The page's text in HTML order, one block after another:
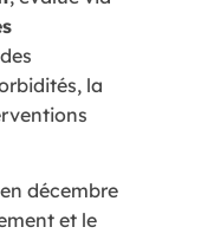
la
décembre
et le